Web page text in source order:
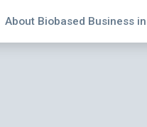
About Biobased Business